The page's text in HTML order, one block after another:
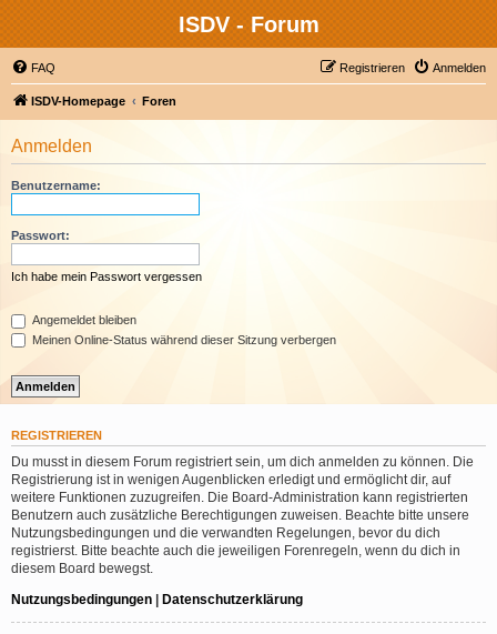
ISDV - Forum
FAQ Anmelden
Registrieren
ISDV-Homepage Foren
Anmelden
Benutzername:
Passwort:
Ich habe mein Passwort vergessen
Angemeldet bleiben
Meinen Online-Status während dieser Sitzung verbergen
REGISTRIEREN
Du musst in diesem Forum registriert sein, um dich anmelden zu können. Die
Registrierung ist in wenigen Augenblicken erledigt und ermöglicht dir, auf
weitere Funktionen zuzugreifen. Die Board-Administration kann registrierten
Benutzern auch zusätzliche Berechtigungen zuweisen. Beachte bitte unsere
Nutzungsbedingungen und die verwandten Regelungen, bevor du dich
registrierst. Bitte beachte auch die jeweiligen Forenregeln, wenn du dich in
diesem Board bewegst.
Nutzungsbedingungen | Datenschutzerklärung